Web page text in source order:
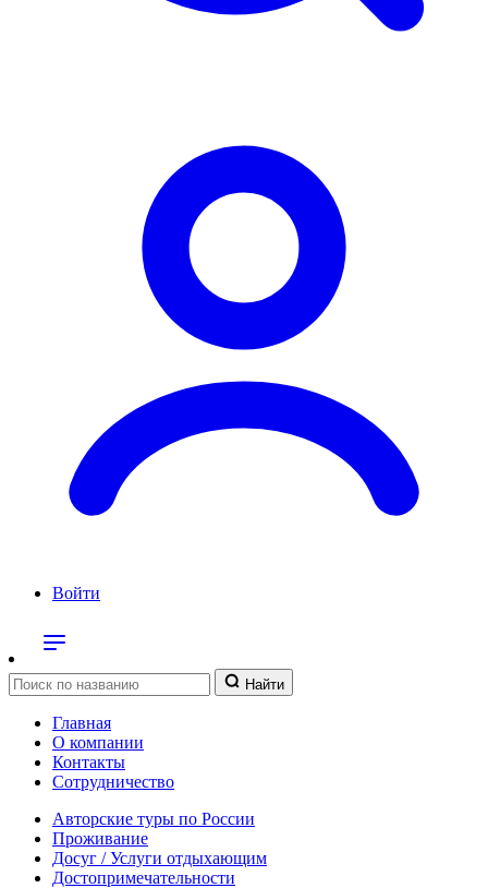
Войти
Найти
Главная
О компании
Контакты
Сотрудничество
Авторские туры по России
Проживание
Досуг / Услуги отдыхающим
Достопримечательности